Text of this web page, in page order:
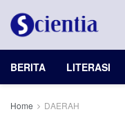
BERITA LITERASI
Home DAERAH